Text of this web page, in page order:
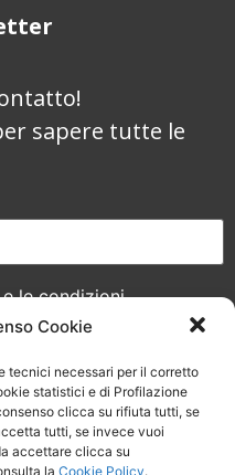
Cookie
tecnici necessari per il corretto
statistici e di Profilazione
clicca su rifiuta tutti, se
tutti, se invece vuoi
accettare clicca su
la Cookie Policy.
sapere tutte le
le condizioni
social